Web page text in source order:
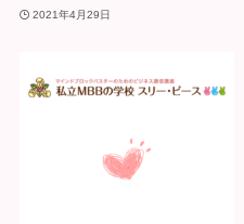
2021年4月29日